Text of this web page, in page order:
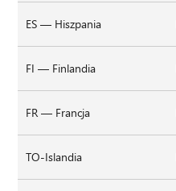
ES — Hiszpania
FI — Finlandia
FR — Francja
TO-Islandia